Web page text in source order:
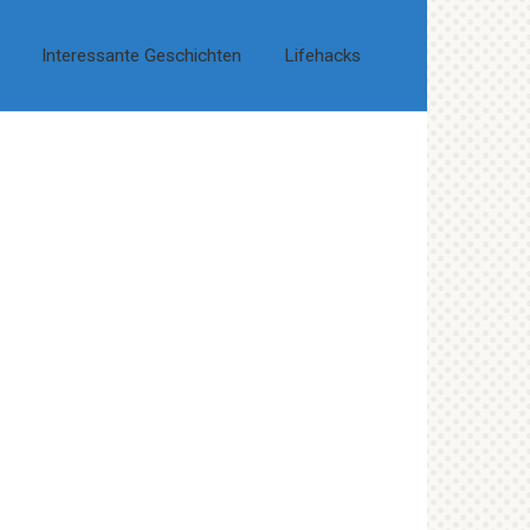
Interessante Geschichten Lifehacks